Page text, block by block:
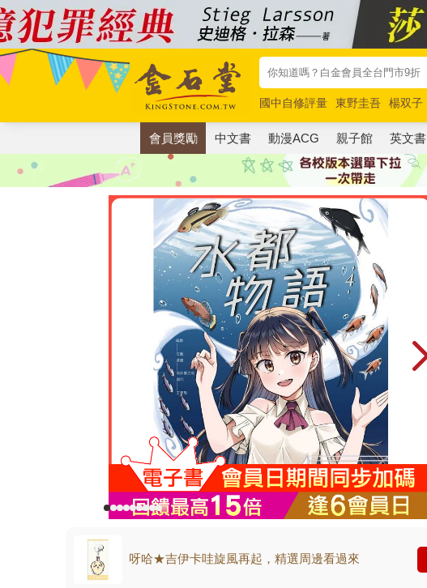
國中自修評量 東野圭吾 楊双子
唯紅花綻放
奧德賽 路邊攤新作
會員獎勵 中文書 動漫ACG 親子館 英文書
呀哈★吉伊卡哇旋風再起，精選周邊看過來